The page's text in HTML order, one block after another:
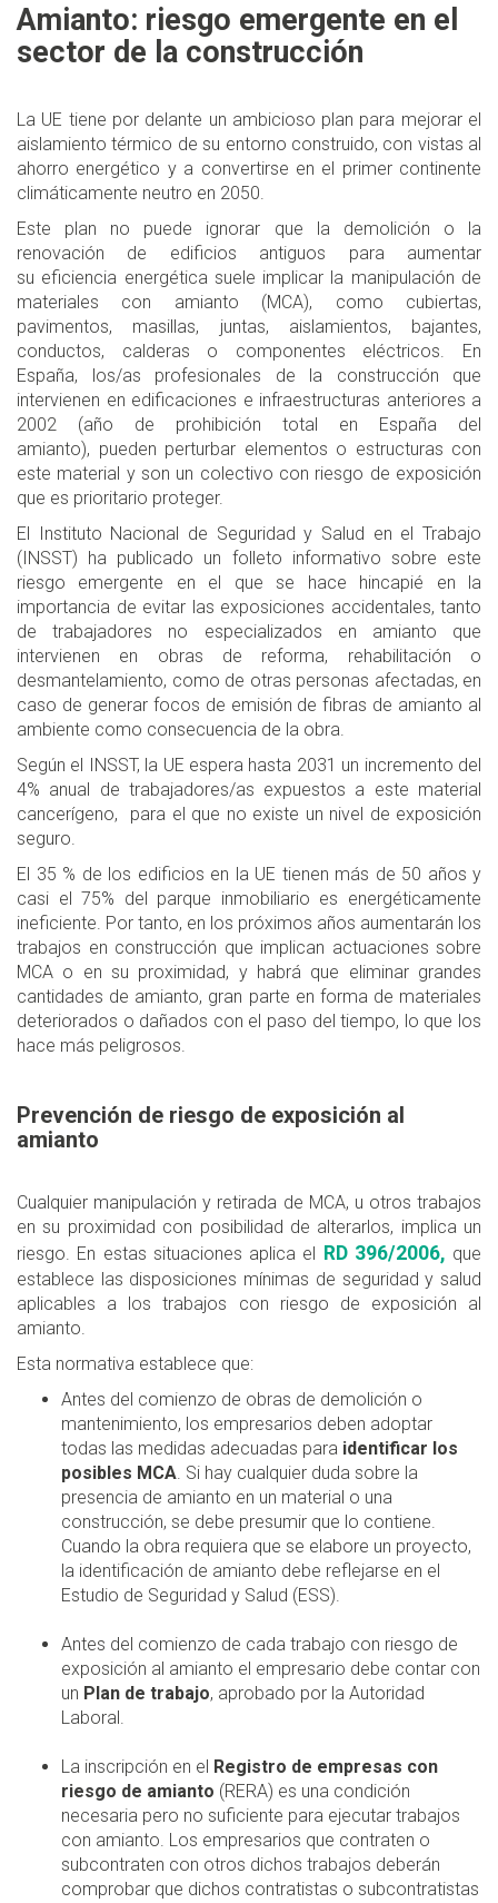
Amianto: riesgo emergente en el
sector de la construcción
La UE tiene por delante un ambicioso plan para mejorar el
aislamiento térmico de su entorno construido, con vistas al
ahorro energético y a convertirse en el primer continente
climáticamente neutro en 2050.
Este plan no puede ignorar que la demolición o la
renovación de edificios antiguos para aumentar
su eficiencia energética suele implicar la manipulación de
materiales con amianto (MCA), como cubiertas,
pavimentos, masillas, juntas, aislamientos, bajantes,
conductos, calderas o componentes eléctricos. En
España, los/as profesionales de la construcción que
intervienen en edificaciones e infraestructuras anteriores a
2002 (año de prohibición total en España del
amianto), pueden perturbar elementos o estructuras con
este material y son un colectivo con riesgo de exposición
que es prioritario proteger.
El Instituto Nacional de Seguridad y Salud en el Trabajo
(INSST) ha publicado un folleto informativo sobre este
riesgo emergente en el que se hace hincapié en la
importancia de evitar las exposiciones accidentales, tanto
de trabajadores no especializados en amianto que
intervienen en obras de reforma, rehabilitación o
desmantelamiento, como de otras personas afectadas, en
caso de generar focos de emisión de fibras de amianto al
ambiente como consecuencia de la obra.
Según el INSST, la UE espera hasta 2031 un incremento del
4% anual de trabajadores/as expuestos a este material
cancerígeno, para el que no existe un nivel de exposición
seguro.
El 35 % de los edificios en la UE tienen más de 50 años y
casi el 75% del parque inmobiliario es energéticamente
ineficiente. Por tanto, en los próximos años aumentarán los
trabajos en construcción que implican actuaciones sobre
MCA o en su proximidad, y habrá que eliminar grandes
cantidades de amianto, gran parte en forma de materiales
deteriorados o dañados con el paso del tiempo, lo que los
hace más peligrosos.
Prevención de riesgo de exposición al
amianto
Cualquier manipulación y retirada de MCA, u otros trabajos
en su proximidad con posibilidad de alterarlos, implica un
riesgo. En estas situaciones aplica el RD 396/2006, que
establece las disposiciones mínimas de seguridad y salud
aplicables a los trabajos con riesgo de exposición al
amianto.
Esta normativa establece que:
Antes del comienzo de obras de demolición o
mantenimiento, los empresarios deben adoptar
todas las medidas adecuadas para identificar los
posibles MCA . Si hay cualquier duda sobre la
presencia de amianto en un material o una
construcción, se debe presumir que lo contiene.
Cuando la obra requiera que se elabore un proyecto,
la identificación de amianto debe reflejarse en el
Estudio de Seguridad y Salud (ESS).
Antes del comienzo de cada trabajo con riesgo de
exposición al amianto el empresario debe contar con
un Plan de trabajo, aprobado por la Autoridad
Laboral.
La inscripción en el Registro de empresas con
riesgo de amianto (RERA) es una condición
necesaria pero no suficiente para ejecutar trabajos
con amianto. Los empresarios que contraten o
subcontraten con otros dichos trabajos deberán
comprobar que dichos contratistas o subcontratistas